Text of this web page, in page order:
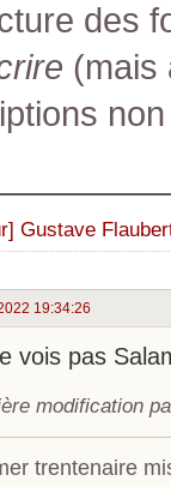
des
(mais
Gustave
19:34:26
vois pas
modification
trentenaire